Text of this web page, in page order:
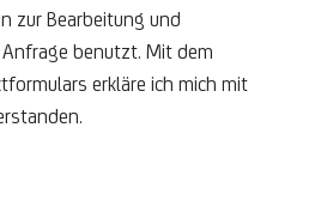
zur Bearbeitung und
benutzt. Mit dem
erkläre ich mich mit